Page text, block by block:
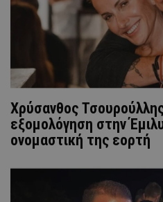
Χρύσανθος
εξομολόγηση στην Έμιλυ
ονομαστική της εορτή